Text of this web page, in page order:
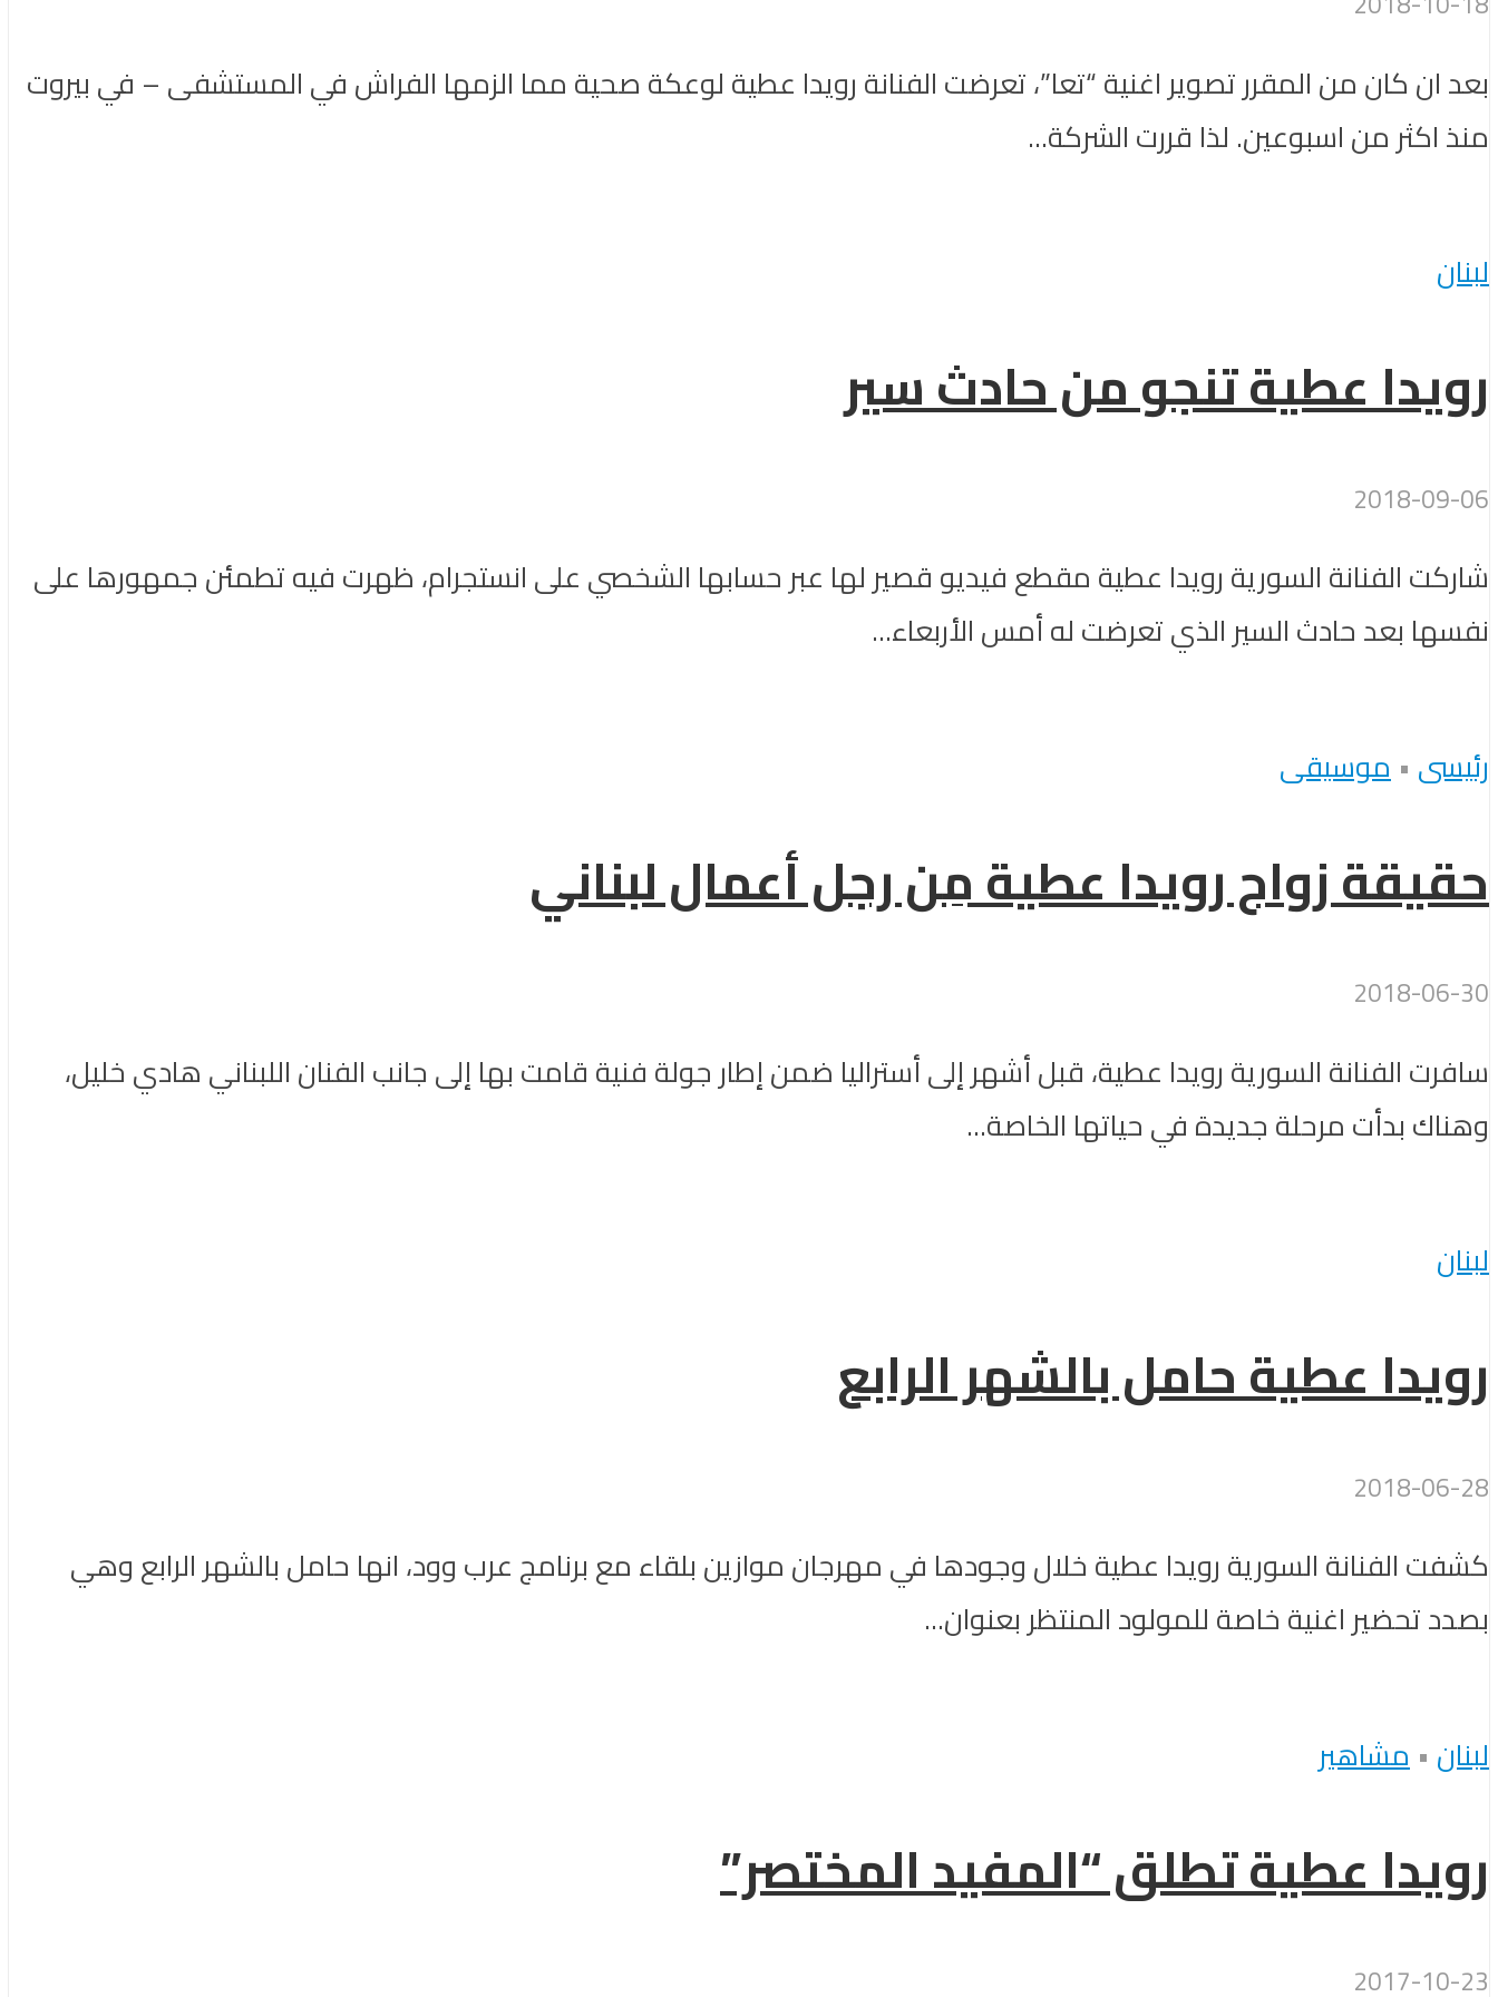
بعد ان كان من المقرر تصوير اغنية “تعا”، تعرضت الفنانة رويدا عطية لوعكة صحية مما الزمها الفراش في المستشفى – في بيروت
منذ اكثر من اسبوعين. لذا قررت الشركة...
لبنان
رويدا عطية تنجو من حادث سير
2018-09-06
شاركت الفنانة السورية رويدا عطية مقطع فيديو قصير لها عبر حسابها الشخصي على انستجرام، ظهرت فيه تطمئن جمهورها على
نفسها بعد حادث السير الذي تعرضت له أمس الأربعاء...
رئيسى •موسيقى
حقيقة زواج رويدا عطية مِن رجل أعمال لبناني
2018-06-30
سافرت الفنانة السورية رويدا عطية، قبل أشهر إلى أستراليا ضمن إطار جولة فنية قامت بها إلى جانب الفنان اللبناني هادي خليل،
وهناك بدأت مرحلة جديدة في حياتها الخاصة...
لبنان
رويدا عطية حامل بالشهر الرابع
2018-06-28
كشفت الفنانة السورية رويدا عطية خلال وجودها في مهرجان موازين بلقاء مع برنامج عرب وود، انها حامل بالشهر الرابع وهي
بصدد تحضير اغنية خاصة للمولود المنتظر بعنوان...
لبنان •مشاهير
رويدا عطية تطلق “المفيد المختصر”
2017-10-23